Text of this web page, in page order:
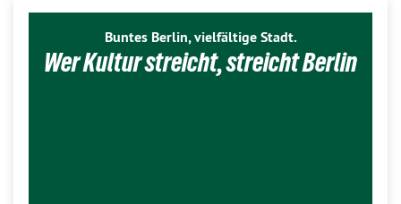
Buntes Berlin, vielfältige Stadt.
Wer Kultur streicht, streicht Berlin